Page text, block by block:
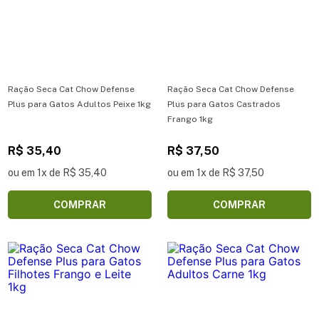
Ração Seca Cat Chow Defense
Plus para Gatos Adultos Peixe 1kg
R$ 35,40
ou em 1x de R$ 35,40
COMPRAR
Ração Seca Cat Chow Defense
Plus para Gatos Castrados
Frango 1kg
R$ 37,50
ou em 1x de R$ 37,50
COMPRAR